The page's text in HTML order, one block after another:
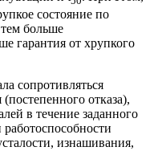
состояние по
больше
гарантия от хрупкого
сопротивляться
отказа),
в течение заданного
изнашивания,